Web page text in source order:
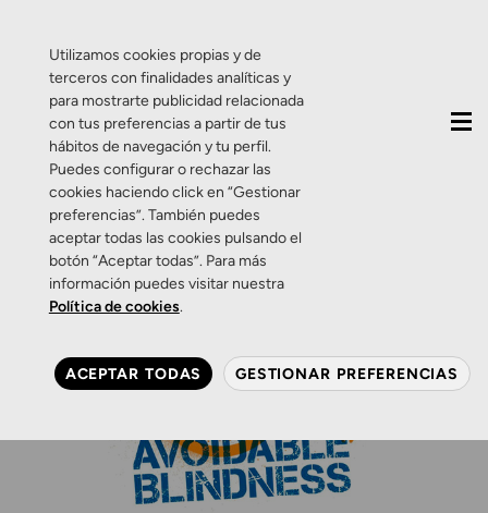
Utilizamos cookies propias y de
terceros con finalidades analíticas y
para mostrarte publicidad relacionada
con tus preferencias a partir de tus
hábitos de navegación y tu perfil.
Puedes configurar o rechazar las
cookies haciendo click en “Gestionar
preferencias”. También puedes
aceptar todas las cookies pulsando el
botón “Aceptar todas”. Para más
información puedes visitar nuestra
Política de cookies.
ACEPTAR TODAS GESTIONAR PREFERENCIAS